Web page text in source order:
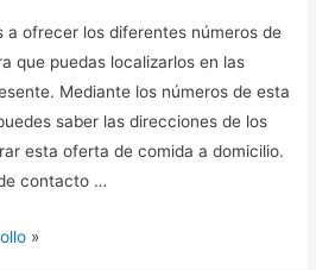
a ofrecer los diferentes números de
que puedas localizarlos en las
Mediante los números de esta
saber las direcciones de los
esta oferta de comida a domicilio.
contacto …
»